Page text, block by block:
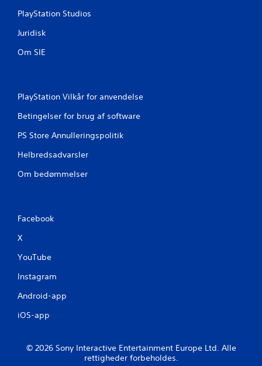
PlayStation Studios
Juridisk
Om SIE
PlayStation Vilkår for anvendelse
Betingelser for brug af software
PS Store Annulleringspolitik
Helbredsadvarsler
Om bedømmelser
Facebook
X
YouTube
Instagram
Android-app
iOS-app
© 2026 Sony Interactive Entertainment Europe Ltd. Alle
rettigheder forbeholdes.